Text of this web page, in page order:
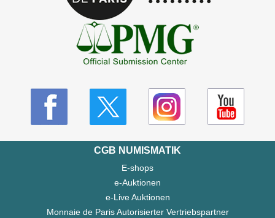
CGB NUMISMATIK
E-shops
e-Auktionen
e-Live Auktionen
Monnaie de Paris Autorisierter Vertriebspartner